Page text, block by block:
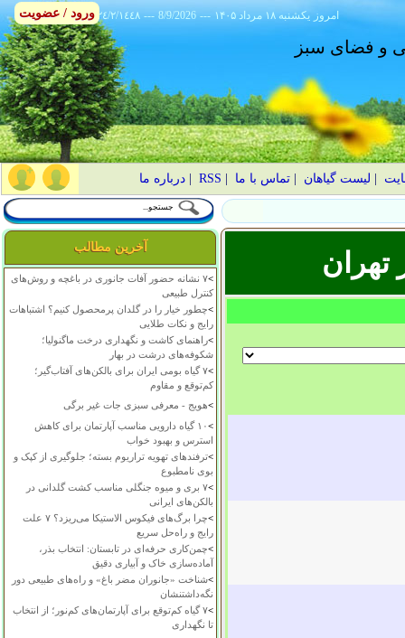
٢٤/٢/١٤٤٨ --- 8/9/2026 --- ۱۴۰۵ يکشنبه ۱۸ مرداد امروز
و فضای سبز
لیست گیاهان |تماس با ما RSS
|درباره ما
آخرین مطالب
>
۷ نشانه حضور آفات جانوری در باغچه و روش‌های
کنترل طبیعی
>چطور خیار را در گلدان پرمحصول کنیم؟ اشتباهات
رایج و نکات طلایی
>راهنمای کاشت و نگهداری درخت ماگنولیا؛
شکوفه‌های درشت در بهار
>
۷ گیاه بومی ایران برای بالکن‌های آفتاب‌گیر؛
کم‌توقع و مقاوم
>هویج - معرفی سبزی جات غیر برگی
>
۱۰ گیاه دارویی مناسب آپارتمان برای کاهش
استرس و بهبود خواب
>ترفندهای تهویه تراریوم بسته؛ جلوگیری از کپک و
بوی نامطبوع
>
۷ بری و میوه جنگلی مناسب کشت گلدانی در
بالکن‌های ایرانی
>
چرا برگ‌های فیکوس الاستیکا می‌ریزد؟ ۷ علت
رایج و راه‌حل سریع
>چمن‌کاری حرفه‌ای در تابستان: انتخاب بذر،
آماده‌سازی خاک و آبیاری دقیق
>شناخت «جانوران مضر باغ» و راه‌های طبیعی دور
نگه‌داشتنشان
>
۷ گیاه کم‌توقع برای آپارتمان‌های کم‌نور؛ از انتخاب
تا نگهداری
تهران
ورود / عضویت